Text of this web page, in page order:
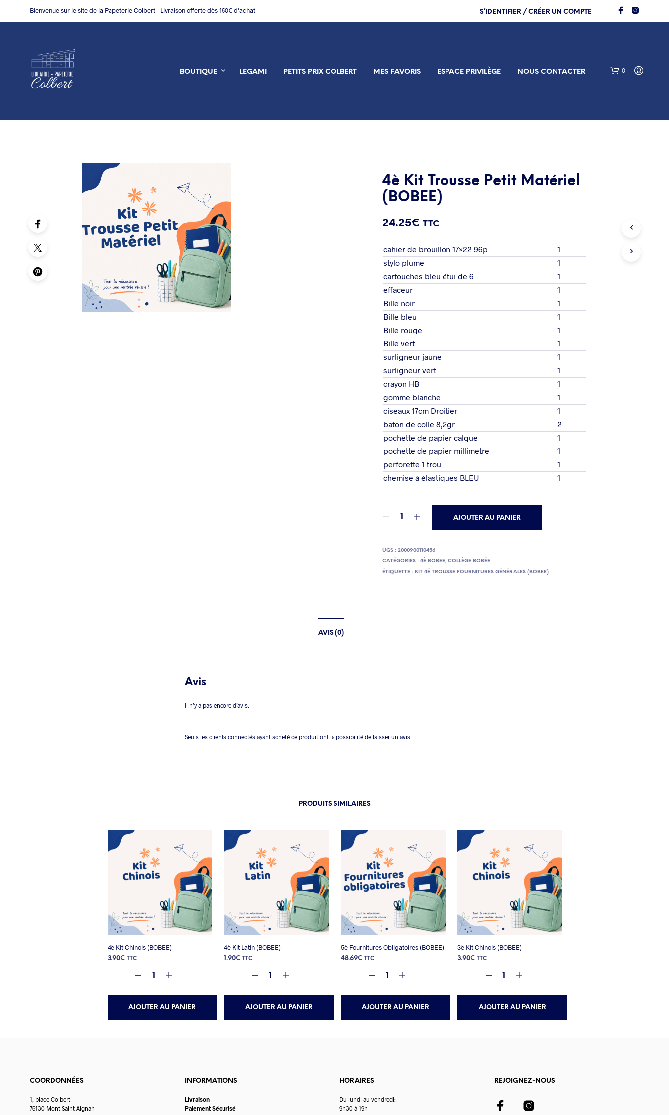
Bienvenue sur le site de la Papeterie Colbert - Livraison offerte dès 150€ d'achat S’IDENTIFIER / CRÉER UN COMPTE
BOUTIQUE LEGAMI PETITS PRIX COLBERT MES FAVORIS ESPACE PRIVILÈGE NOUS CONTACTER 0
4è Kit Trousse Petit Matériel
(BOBEE)
24.25€ TTC
cahier de brouillon 17×22 96p
1
stylo plume
1
cartouches bleu étui de 6
1
effaceur
1
Bille noir
1
Bille bleu
1
Bille rouge
1
Bille vert
1
surligneur jaune
1
surligneur vert
1
crayon HB
1
gomme blanche
1
ciseaux 17cm Droitier
1
baton de colle 8,2gr
2
pochette de papier calque
1
pochette de papier millimetre
1
perforette 1 trou
1
chemise à élastiques BLEU
1
AJOUTER AU PANIER
UGS :2000900110456
CATÉGORIES :4È BOBEE,COLLÈGE BOBÉE
ÉTIQUETTE : KIT 4É TROUSSE FOURNITURES GÉNÉRALES (BOBEE)
AVIS (0)
Avis
Il n’y a pas encore d’avis.
Seuls les clients connectés ayant acheté ce produit ont la possibilité de laisser un avis.
PRODUITS SIMILAIRES
4è Kit Chinois (BOBEE)
3.90€ TTC
AJOUTER AU PANIER
4è Kit Latin (BOBEE)
1.90€ TTC
AJOUTER AU PANIER
5è Fournitures Obligatoires (BOBEE)
48.69€ TTC
AJOUTER AU PANIER
3è Kit Chinois (BOBEE)
3.90€ TTC
AJOUTER AU PANIER
COORDONNÉES
1, place Colbert
76130 Mont Saint Aignan
INFORMATIONS
Livraison
Paiement Sécurisé
HORAIRES
Du lundi au vendredi:
9h30 à 19h
REJOIGNEZ-NOUS